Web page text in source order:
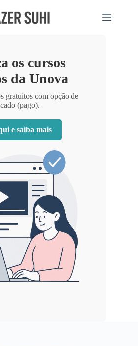
os cursos
da Unova
gratuitos com opção de
(pago).
e saiba mais